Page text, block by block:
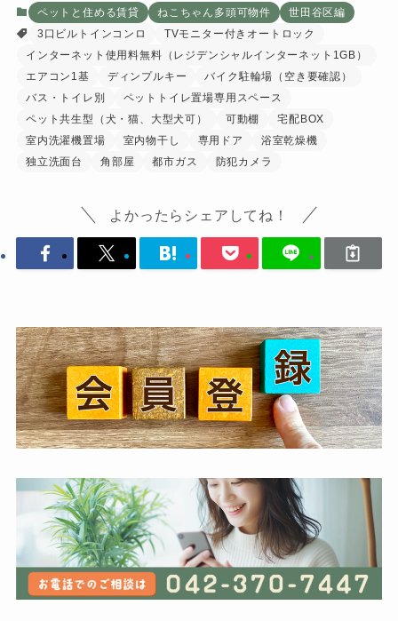
ペットと住める賃貸 ねこちゃん多頭可物件
世田谷区編
3口ビルトインコンロ
TVモニター付きオートロック
インターネット使用料無料（レジデンシャルインターネット1GB）
エアコン1基
ディンプルキー
バイク駐輪場（空き要確認）
バス・トイレ別
ペットトイレ置場専用スペース
ペット共生型（犬・猫、大型犬可）
可動棚
宅配BOX
室内洗濯機置場
室内物干し 専用ドア
浴室乾燥機
独立洗面台
角部屋 都市ガス 防犯カメラ
よかったらシェアしてね！